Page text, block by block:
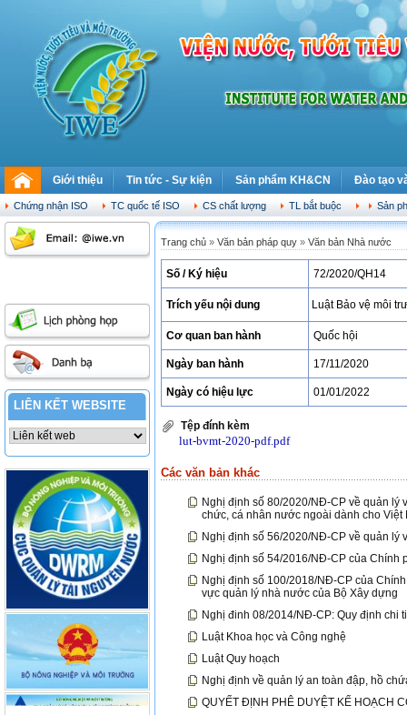
Giới thiệu Tin tức - Sự kiện Sản phẩm KH&CN Đào tạo
Lịch sử phát triển Chức năng nhiệm vụ Chiến lược phát triển Viện Cơ
Tin hoạt động IWE Tin trong nước Tin quốc tế Thông báo Tin chuyên
Môi trường Tài nguyên nước & BĐKH Tưới tiêu, cải
Thông tin đào tạo
Chứng nhận ISO TC quốc tế ISO CS chất lượng TL bắt buộc QTQL
Sản
Thứ sáu, 07.08.2026
LIÊN KẾT WEBSITE
Trang chủ » Văn bản pháp quy » Văn bản Nhà nước
Số / Ký hiệu 72/2020/QH14
Trích yếu nội dung Luật Bảo vệ môi
Cơ quan ban hành Quốc hội
Ngày ban hành 17/11/2020
Ngày có hiệu lực 01/01/2022
Tệp đính kèm
lut-bvmt-2020-pdf.pdf
Các văn bản khác
Nghị định số 80/2020/NĐ-CP về quản lý
chức, cá nhân nước ngoài dành cho Việt
Nghị định số 56/2020/NĐ-CP về quản lý
Nghị định số 54/2016/NĐ-CP của Chính
Nghị định số 100/2018/NĐ-CP của
vực quản lý nhà nước của Bộ Xây dựng
Nghị đinh 08/2014/NĐ-CP: Quy định chi
Luật Khoa học và Công nghệ
Luật Quy hoạch
Nghị định về quản lý an toàn đập, hồ
QUYẾT ĐỊNH PHÊ DUYỆT KẾ HOẠCH